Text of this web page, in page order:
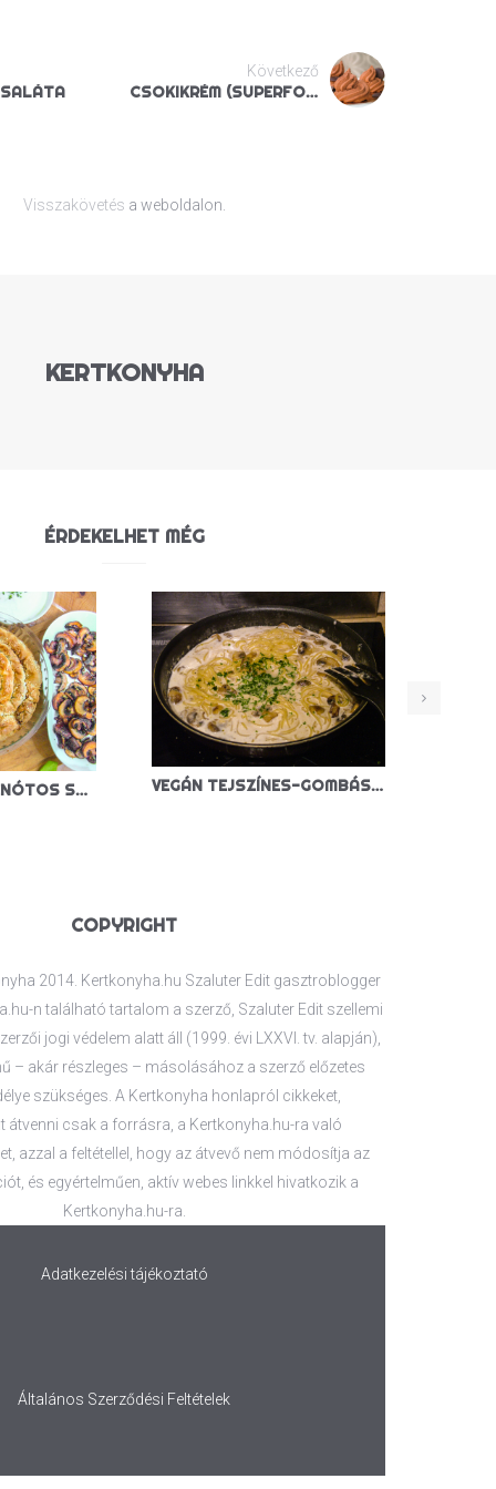
Következő
CSOKIKRÉM (SUPERFOOD)
Visszakövetés a weboldalon.
KERTKONYHA
ÉRDEKELHET MÉG
KÁPOSZTÁS-SPENÓTOS SPANAKOPITA VEGÁN TEJSZÍNES-GOMBÁS TÉSZTA
COPYRIGHT
2014. Kertkonyha.hu Szaluter Edit gasztroblogger
n található tartalom a szerző, Szaluter Edit szellemi
jogi védelem alatt áll (1999. évi LXXVI. tv. alapján),
– akár részleges – másolásához a szerző előzetes
szükséges. A Kertkonyha honlapról cikkeket,
átvenni csak a forrásra, a Kertkonyha.hu-ra való
azzal a feltétellel, hogy az átvevő nem módosítja az
és egyértelműen, aktív webes linkkel hivatkozik a
Kertkonyha.hu-ra.
Adatkezelési tájékoztató
Általános Szerződési Feltételek